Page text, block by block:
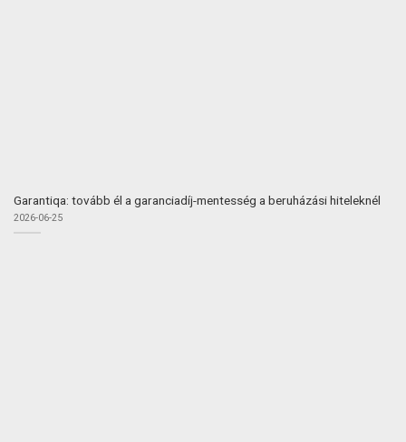
Garantiqa: tovább él a garanciadíj-mentesség a beruházási hiteleknél
2026-06-25